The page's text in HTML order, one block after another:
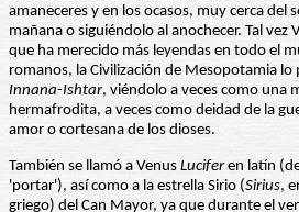
amaneceres y en los ocasos, muy cerca del
mañana o siguiéndolo al anochecer. Tal vez
que ha merecido más leyendas en todo el
romanos, la Civilización de Mesopotamia
Innana-Ishtar, viéndolo a veces como una
hermafrodita, a veces como deidad de la
amor o cortesana de los dioses.
También se llamó a Venus Luciferen latín
'portar'), así como a la estrella Sirio (Sirius,
griego) del Can Mayor, ya que durante el